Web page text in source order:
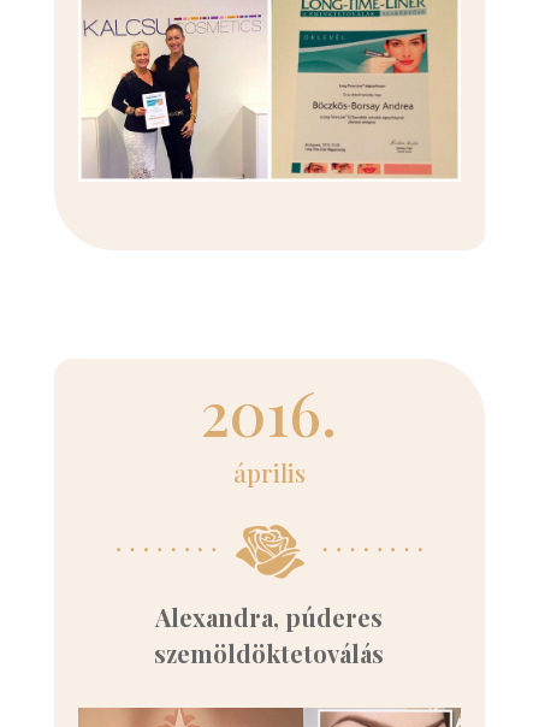
2016.
április
Alexandra, púderes
szemöldöktetoválás